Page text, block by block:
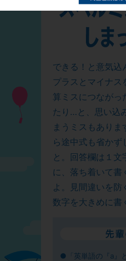
できる！と意気込
プラスとマイナス
算ミスにつながっ
たり…と、思い込
まうミスもありま
ら途中式も省かず
と。回答欄は１文
に、落ち着いて書
よ。見間違いを防
数字を大きめに書
●「英単語の『a』